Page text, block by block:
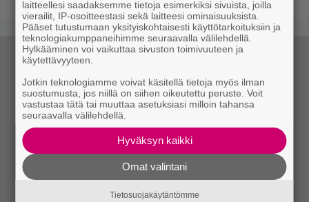
laitteellesi saadaksemme tietoja esimerkiksi sivuista, joilla
vierailit, IP-osoitteestasi sekä laitteesi ominaisuuksista.
Pääset tutustumaan yksityiskohtaisesti käyttötarkoituksiin ja
teknologiakumppaneihimme seuraavalla välilehdellä.
Hylkääminen voi vaikuttaa sivuston toimivuuteen ja
käytettävyyteen.
Jotkin teknologiamme voivat käsitellä tietoja myös ilman
suostumusta, jos niillä on siihen oikeutettu peruste. Voit
vastustaa tätä tai muuttaa asetuksiasi milloin tahansa
seuraavalla välilehdellä.
Hyväksyn kaikki
Omat valintani
Tietosuojakäytäntömme